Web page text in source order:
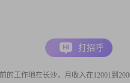
的工作地在长沙，月收入在12001到
打招呼